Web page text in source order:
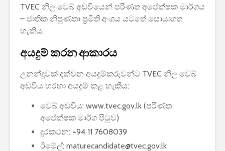
TVEC නිල වෙබ් අඩවියෙන් පරිණත අපේක්ෂක මාර්ගය
– ජාතික නිපුණතා ප්‍රමිති අංශය යටතේ සොයාගත
හැකිය.
අයදුම් කරන ආකාරය
උනන්දුවක් දක්වන අයදුම්කරුවන්ට TVEC නිල වෙබ්
අඩවිය හරහා අයදුම් කළ හැකිය:
වෙබ් අඩවිය: www.tvec.gov.lk (පරිණත
අපේක්ෂක මාර්ග පිටුව)
දුරකථන: +94 11 7608039
ඊමේල්: maturecandidate@tvec.gov.lk